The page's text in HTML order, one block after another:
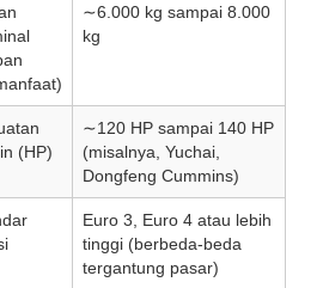
∼6.000 kg sampai 8.000
kg
(HP)
∼120 HP sampai 140 HP
(misalnya, Yuchai,
Dongfeng Cummins)
Euro 3, Euro 4 atau lebih
tinggi (berbeda-beda
tergantung pasar)